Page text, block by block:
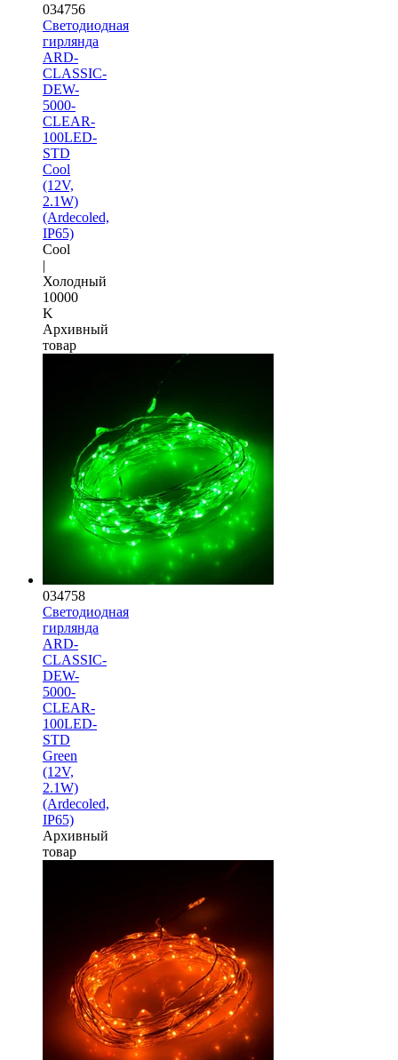
034756
Светодиодная
гирлянда
ARD-
CLASSIC-
DEW-
5000-
CLEAR-
100LED-
STD
Cool
(12V,
2.1W)
(Ardecoled,
IP65)
Cool
|
Холодный
10000
K
Архивный
товар
034758
Светодиодная
гирлянда
ARD-
CLASSIC-
DEW-
5000-
CLEAR-
100LED-
STD
Green
(12V,
2.1W)
(Ardecoled,
IP65)
Архивный
товар